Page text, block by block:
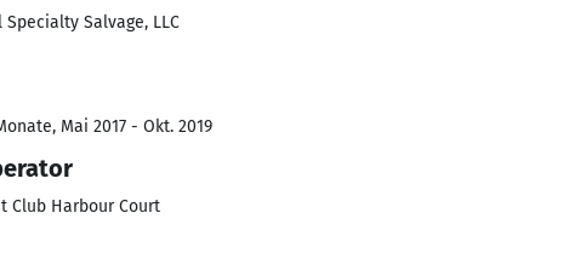
Salvage, LLC
Mai 2017 - Okt. 2019
Club Harbour Court